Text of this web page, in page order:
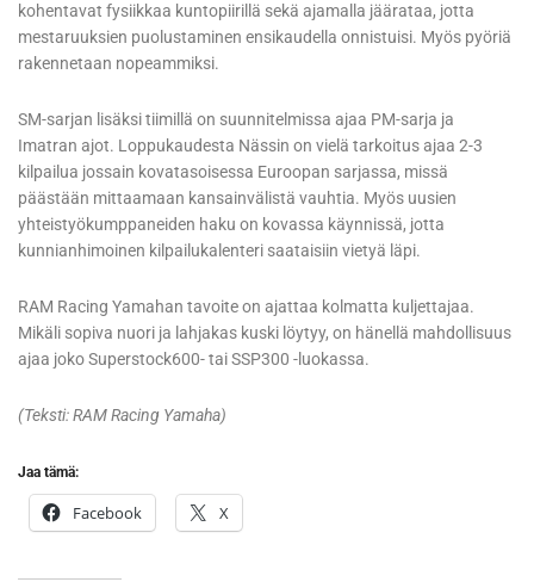
kohentavat fysiikkaa kuntopiirillä sekä ajamalla jäärataa, jotta
mestaruuksien puolustaminen ensikaudella onnistuisi. Myös pyöriä
rakennetaan nopeammiksi.
SM-sarjan lisäksi tiimillä on suunnitelmissa ajaa PM-sarja ja
Imatran ajot. Loppukaudesta Nässin on vielä tarkoitus ajaa 2-3
kilpailua jossain kovatasoisessa Euroopan sarjassa, missä
päästään mittaamaan kansainvälistä vauhtia. Myös uusien
yhteistyökumppaneiden haku on kovassa käynnissä, jotta
kunnianhimoinen kilpailukalenteri saataisiin vietyä läpi.
RAM Racing Yamahan tavoite on ajattaa kolmatta kuljettajaa.
Mikäli sopiva nuori ja lahjakas kuski löytyy, on hänellä mahdollisuus
ajaa joko Superstock600- tai SSP300 -luokassa.
(Teksti: RAM Racing Yamaha)
Jaa tämä:
Facebook X